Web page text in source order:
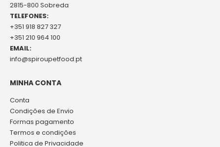
2815-800 Sobreda
TELEFONES:
+351 918 827 327
+351 210 964 100
EMAIL:
info@spiroupetfood.pt
MINHA CONTA
Conta
Condições de Envio
Formas pagamento
Termos e condições
Politica de Privacidade